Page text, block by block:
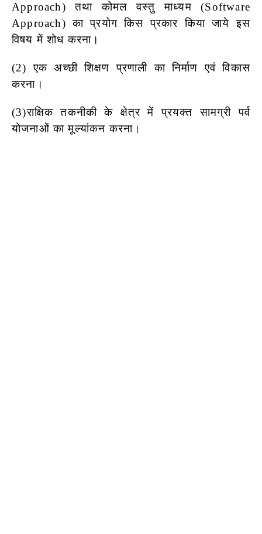
Approach) तथा कोमल वस्तुमाध्यम (Software
Approach) का प्रयोग किस प्रकार किया जाये इस
विषय मेंशोध करना।
(2) एक अच्छी शिक्षण प्रणाली का निर्माण एवं विकास
करना।
(3)राक्षिक तकनीकी के क्षेत्र में प्रयक्त सामग्री पर्व
योजनाओं का मूल्यांकन करना।